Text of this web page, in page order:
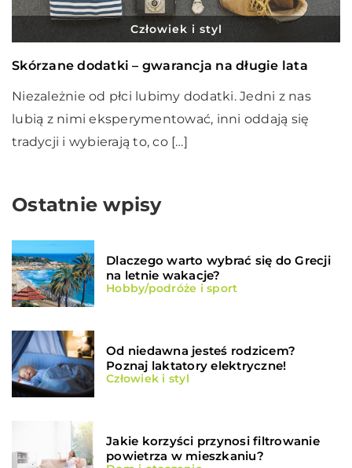
Człowiek i styl
Skórzane dodatki – gwarancja na długie lata
Niezależnie od płci lubimy dodatki. Jedni z nas
lubią z nimi eksperymentować, inni oddają się
tradycji i wybierają to, co […]
Ostatnie wpisy
Dlaczego warto wybrać się do Grecji
na letnie wakacje?
Hobby/podróże i sport
Od niedawna jesteś rodzicem?
Poznaj laktatory elektryczne!
Człowiek i styl
Jakie korzyści przynosi filtrowanie
powietrza w mieszkaniu?